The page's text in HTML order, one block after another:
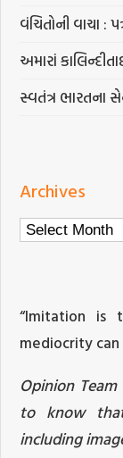
વંચિતોની વાચા :
અમારાં
સ્વતંત્ર ભારતના
Archives
Archives
“Imitation is
mediocrity can
Opinion
to know
including